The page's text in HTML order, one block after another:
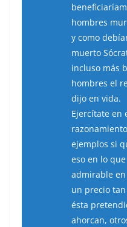
hombres
y como
muerto
incluso más
hombres el
dijo en vida.
Ejercítate en
ejemplos si
eso en lo
admirable
un precio tan
ésta
ahorcan,